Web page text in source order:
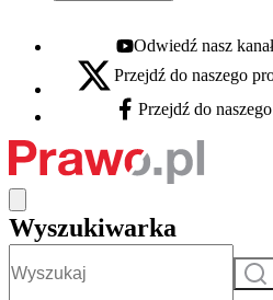
Youtube - otwiera się w
Odwiedź nasz
X - otwiera się w nowej karcie
Przejdź do naszego
Facebook - otwiera się w
Przejdź do
Wyszukiwarka